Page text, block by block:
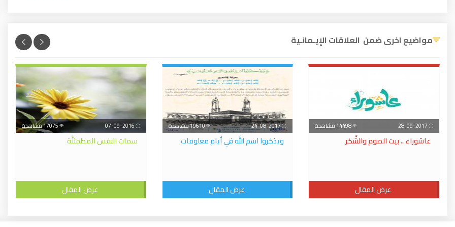
مواضيع اخرى ضمن العلاقات الإيـمانـية
14498 مشاهدة
عاشوراء .. بيت الصوم والشّكر
عرض المقال
24-08-2017 19610 مشاهدة
ويذكروا اسم الله في أيام معلومات
عرض المقال
17075 مشاهدة
سمات النفس المطمئنّة
عرض المقال